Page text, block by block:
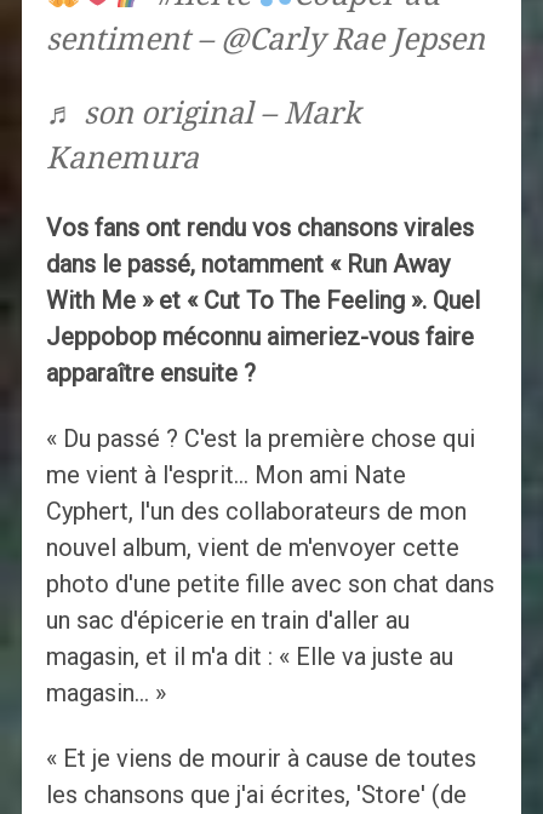
sentiment – ​​@Carly Rae Jepsen
♬ son original – Mark
Kanemura
Vos fans ont rendu vos chansons virales
dans le passé, notamment « Run Away
With Me » et « Cut To The Feeling ». Quel
Jeppobop méconnu aimeriez-vous faire
apparaître ensuite ?
« Du passé ? C'est la première chose qui
me vient à l'esprit… Mon ami Nate
Cyphert, l'un des collaborateurs de mon
nouvel album, vient de m'envoyer cette
photo d'une petite fille avec son chat dans
un sac d'épicerie en train d'aller au
magasin, et il m'a dit : « Elle va juste au
magasin… »
« Et je viens de mourir à cause de toutes
les chansons que j'ai écrites, 'Store' (de